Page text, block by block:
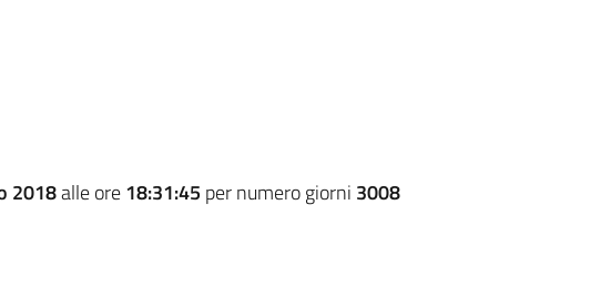
2018alle ore18:31:45 per numero giorni 3008